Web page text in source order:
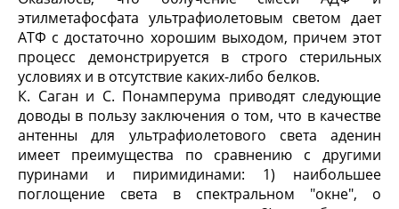
этилметафосфата ультрафиолетовым светом дает
АТФ с достаточно хорошим выходом, причем этот
процесс демонстрируется в строго стерильных
условиях и в отсутствие каких-либо белков.
К. Саган и С. Понамперума приводят следую­щие
доводы в пользу заключения о том, что в каче­стве
антенны для ультрафиолетового света аденин
имеет преимущества по сравнению с другими
пури­нами и пиримидинами: 1) наибольшее
поглощение света в спектральном "окне", о